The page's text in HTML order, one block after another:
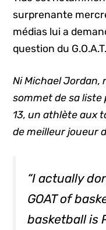
surprenante
médias lui a
question du G.O.A.T.
Ni Michael Jordan,
sommet de sa liste
13, un athlète aux
de meilleur joueur
“I actually
GOAT of
basketball is